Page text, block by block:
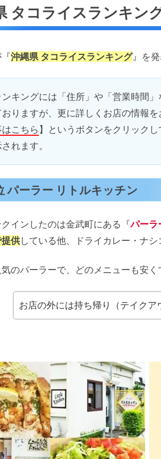
１２位 パーラー リトルキッチン
１１位 アメリカ食堂
１０位 チャンピオンタコス
７位 キャプテンカンガルー タコライ
６位 タコライスcafe きじむなぁ
５位 ルーラーズ タコライス（RuLers
３位 チャーリー多幸寿
２位 赤とんぼ
【タコスのみ】タコス専門店 メキシコ
タコライスランキン
沖縄県 タコライスランキング』を
ンキングには「住所」や「営業時間
おりますが、更に詳しくお店の情報
こちら 】というボタンをクリック
れます。
パーラー リトルキッチン
インしたのは金武町にある『パーラ
供している他、ドライカレー・ナシ
のパーラーで、どのメニューも安
お店の外には持ち帰り（テイクア